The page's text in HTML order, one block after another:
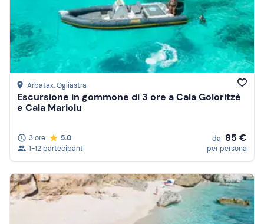
Arbatax, Ogliastra
Escursione in gommone di 3 ore a Cala Goloritzè
e Cala Mariolu
3 ore
5.0
1-12 partecipanti
da 85 €
per persona